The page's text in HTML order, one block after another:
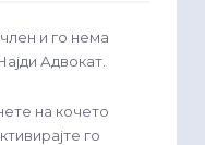
и го нема
Адвокат.
на кочето
го